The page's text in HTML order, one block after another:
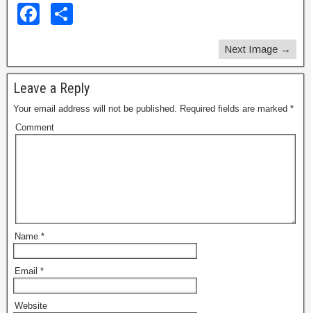
F
e
b
o
e
Next Image →
Leave a Reply
Your email address will not be published. Required fields are marked *
Comment
Name *
Email *
Website